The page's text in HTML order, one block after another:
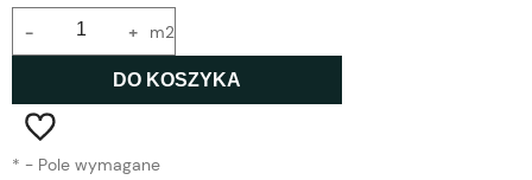
+
- m2
DO KOSZYKA
* - Pole wymagane